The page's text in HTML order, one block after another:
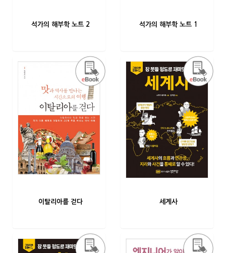
석가의 해부학 노트 2 석가의 해부학 노트 1
이탈리아를 걷다 세계사